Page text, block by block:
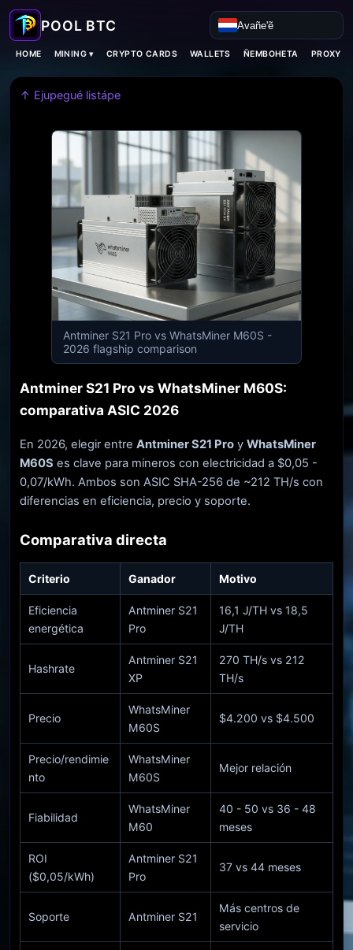
Avañe'ẽ
HOME MINING ▾ CRYPTO CARDS WALLETS ÑEMBOHETA PROXY
↑ Ejupegué listápe
Antminer S21 Pro vs WhatsMiner M60S -
2026 flagship comparison
Antminer S21 Pro vs WhatsMiner M60S:
comparativa ASIC 2026
En 2026, elegir entre Antminer S21 Pro y WhatsMiner
M60S es clave para mineros con electricidad a $0,05 -
0,07/kWh. Ambos son ASIC SHA-256 de ~212 TH/s con
diferencias en eficiencia, precio y soporte.
Comparativa directa
Criterio Ganador Motivo
Eficiencia
energética
Antminer S21
Pro
16,1 J/TH vs 18,5
J/TH
Hashrate
Antminer S21
XP
270 TH/s vs 212
TH/s
Precio
WhatsMiner
M60S
$4.200 vs $4.500
Precio/rendimie
nto
WhatsMiner
M60S
Mejor relación
Fiabilidad
WhatsMiner
M60
40 - 50 vs 36 - 48
meses
ROI
($0,05/kWh)
Antminer S21
Pro
37 vs 44 meses
Soporte Antminer S21
Más centros de
servicio